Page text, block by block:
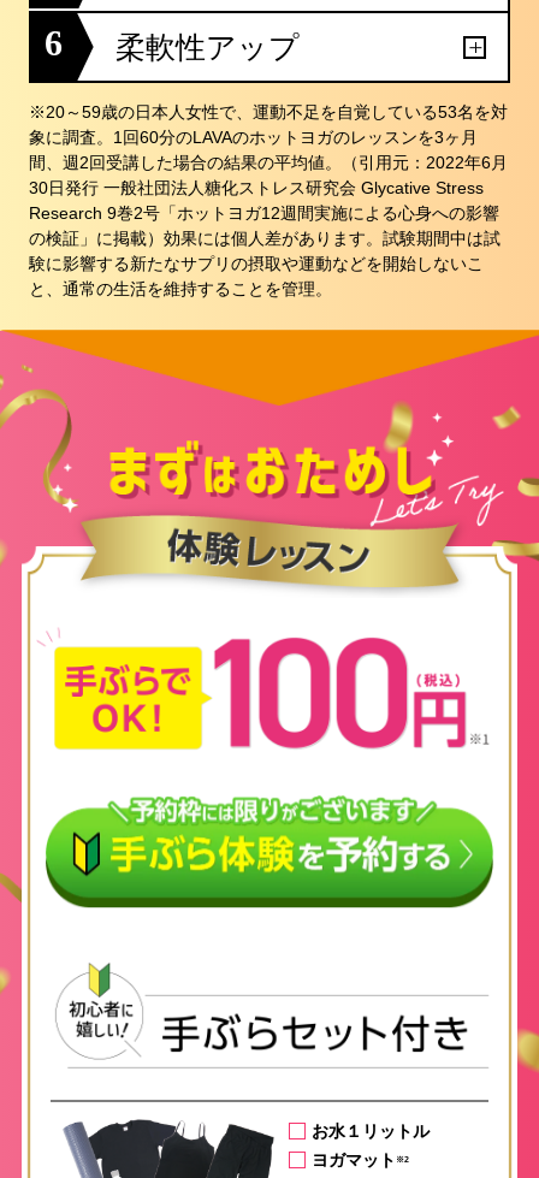
6 柔軟性アップ
※20～59歳の日本人女性で、運動不足を自覚している53名を対
象に調査。1回60分のLAVAのホットヨガのレッスンを3ヶ月
間、週2回受講した場合の結果の平均値。（引用元：2022年6月
30日発行 一般社団法人糖化ストレス研究会 Glycative Stress
Research 9巻2号「ホットヨガ12週間実施による心身への影響
の検証」に掲載）効果には個人差があります。試験期間中は試
験に影響する新たなサプリの摂取や運動などを開始しないこ
と、通常の生活を維持することを管理。
お水１リットル
ヨガマット ※2